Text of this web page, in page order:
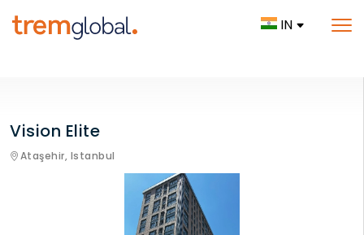
IN
Vision Elite
Ataşehir, Istanbul